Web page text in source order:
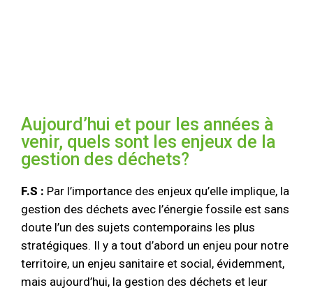
Aujourd’hui et pour les années à
venir, quels sont les enjeux de la
gestion des déchets?
F.S : Par l’importance des enjeux qu’elle implique, la
gestion des déchets avec l’énergie fossile est sans
doute l’un des sujets contemporains les plus
stratégiques. Il y a tout d’abord un enjeu pour notre
territoire, un enjeu sanitaire et social, évidemment,
mais aujourd’hui, la gestion des déchets et leur